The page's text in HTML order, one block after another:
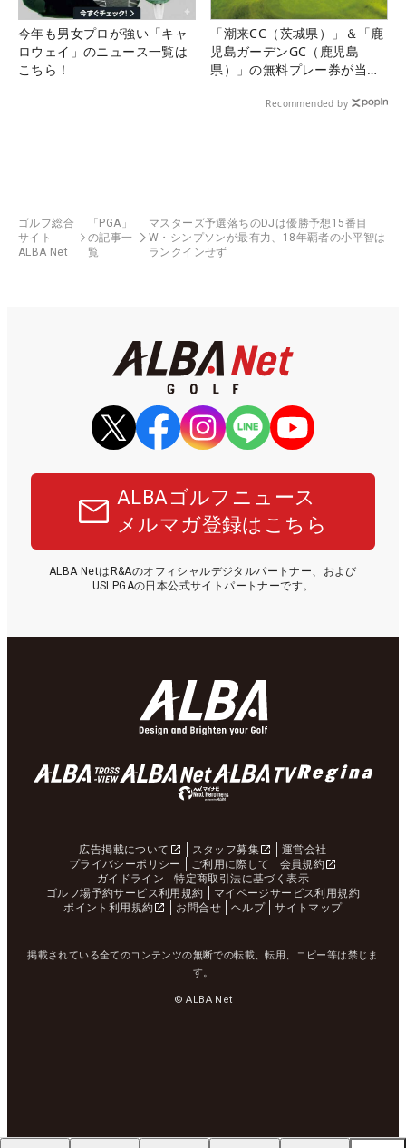
今年も男女プロが強い「キャ
ロウェイ」のニュース一覧は
こちら！
「潮来CC（茨城県）」＆「鹿
児島ガーデンGC（鹿児島
県）」の無料プレー券が当た
Recommended by
ゴルフ総合
サイト
ALBA Net
「PGA」
の記事一
覧
マスターズ予選落ちのDJは優勝予想15番目
W・シンプソンが最有力、18年覇者の小平智は
ランクインせず
ALBAゴルフニュース
メルマガ登録はこちら
ALBA NetはR&Aのオフィシャルデジタルパートナー、および
USLPGAの日本公式サイトパートナーです。
広告掲載について スタッフ募集
運営会社
プライバシーポリシー
ご利用に際して
会員規約
ガイドライン
特定商取引法に基づく表示
ゴルフ場予約サービス利用規約
マイページサービス利用規約
ポイント利用規約
お問合せ ヘルプ サイトマップ
掲載されている全てのコンテンツの無断での転載、転用、コピー等は禁じま
す。
© ALBA Net